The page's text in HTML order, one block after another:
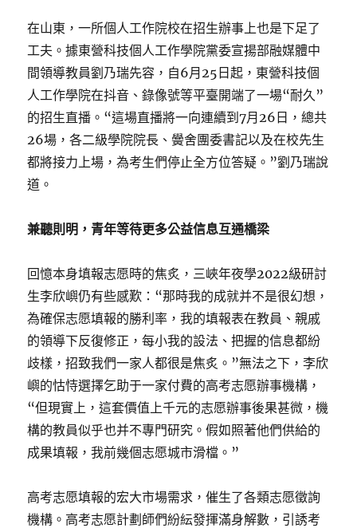
在山東，一所個人工作院校在招生辦事上也是下足了
工夫。據東營科技個人工作學院黨委宣揚部融媒體中
間領導教員劉乃瑞先容，自6月25日起，東營科技個
人工作學院在抖音、錄像號等平臺開端了一場“耐久”
的招生直播。“這場直播將一向連續到7月26日，總共
26場，各二級學院院長、黌舍團委書記以及在校先生
都將接力上場，為考生們停止全方位答疑。”劉乃瑞說
道。
兼聽則明，青年等待更多公益信息互通橋梁
回憶本身填報志愿時的焦炙，三峽年夜學2022級研討
生李欣嶼仍有些感歎：“那時我的成就并不是很幻想，
為確保志愿填報的勝利率，我的填報表在教員、親戚
的領導下反復修正，每小我的設法、把握的信息都紛
歧樣，招致我們一家人都很是焦炙。”無法之下，李欣
嶼的怙恃選擇乞助于一家付費的高考志愿辦事機構，
“但現實上，這套價值上千元的志愿辦事後果甚微，機
構的教員似乎也并不專門研究。假如照著他們供給的
成果填報，我前幾個志愿城市滑檔。”
高考志愿填報的宏大市場需求，催生了各類志愿徵詢
機構。高考志愿計劃師們紛紜發揮滿身解數，引誘考